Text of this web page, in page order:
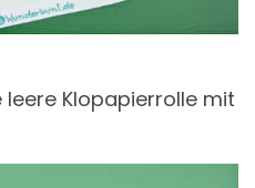
Klopapierrolle mit